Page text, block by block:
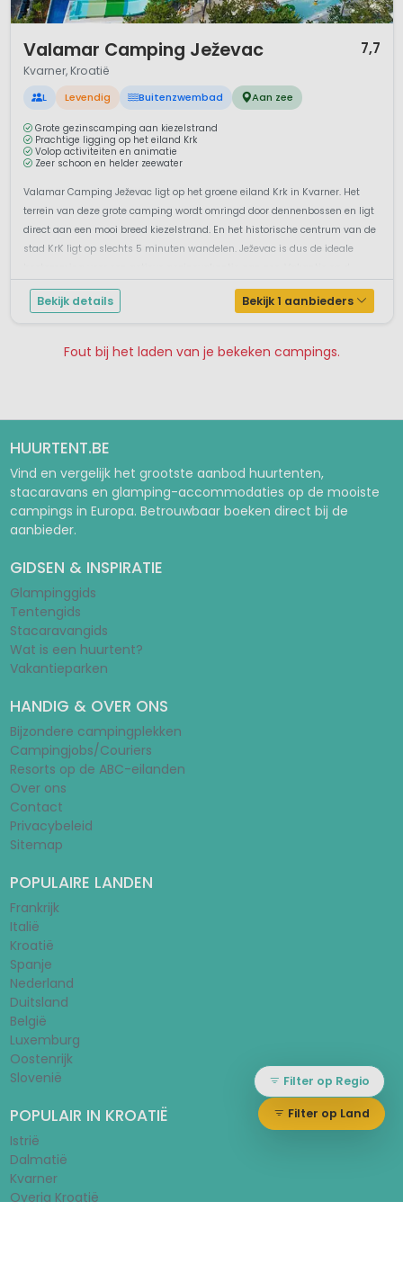
Filter op Land
Filter op Regio
Valamar Camping Ježevac 7,7
Kvarner, Kroatië
L Levendig Buitenzwembad Aan zee
Grote gezinscamping aan kiezelstrand
Prachtige ligging op het eiland Krk
Volop activiteiten en animatie
Zeer schoon en helder zeewater
Valamar Camping Ježevac ligt op het groene eiland Krk in Kvarner. Het
terrein van deze grote camping wordt omringd door dennenbossen en ligt
direct aan een mooi breed kiezelstrand. En het historische centrum van de
stad KrK ligt op slechts 5 minuten wandelen. Ježevac is dus de ideale
Bekijk details Bekijk 1 aanbieders
Fout bij het laden van je bekeken campings.
HUURTENT.BE
Vind en vergelijk het grootste aanbod huurtenten,
stacaravans en glamping-accommodaties op de mooiste
campings in Europa. Betrouwbaar boeken direct bij de
aanbieder.
GIDSEN & INSPIRATIE
Glampinggids
Tentengids
Stacaravangids
Wat is een huurtent?
Vakantieparken
HANDIG & OVER ONS
Bijzondere campingplekken
Campingjobs/Couriers
Resorts op de ABC-eilanden
Over ons
Contact
Privacybeleid
Sitemap
POPULAIRE LANDEN
Frankrijk
Italië
Kroatië
Spanje
Nederland
Duitsland
België
Luxemburg
Oostenrijk
Slovenië
POPULAIR IN KROATIË
Istrië
Dalmatië
Kvarner
Overig Kroatië